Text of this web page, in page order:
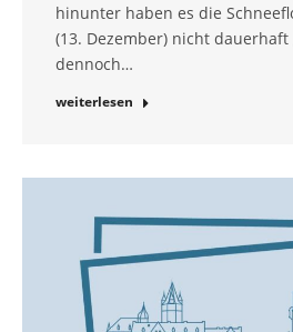
hinunter haben es die
(13. Dezember) nicht dauerhaft
dennoch…
weiterlesen